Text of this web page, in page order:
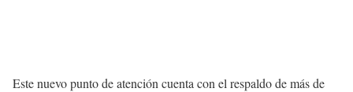
Este nuevo punto de atención cuenta con el respaldo de más de